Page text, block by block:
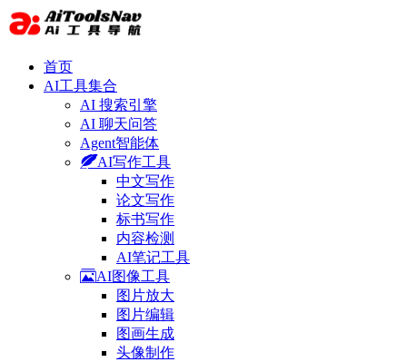
首页
AI工具集合
AI 搜索引擎
AI 聊天问答
Agent智能体
AI写作工具
中文写作
论文写作
标书写作
内容检测
AI笔记工具
AI图像工具
图片放大
图片编辑
图画生成
头像制作